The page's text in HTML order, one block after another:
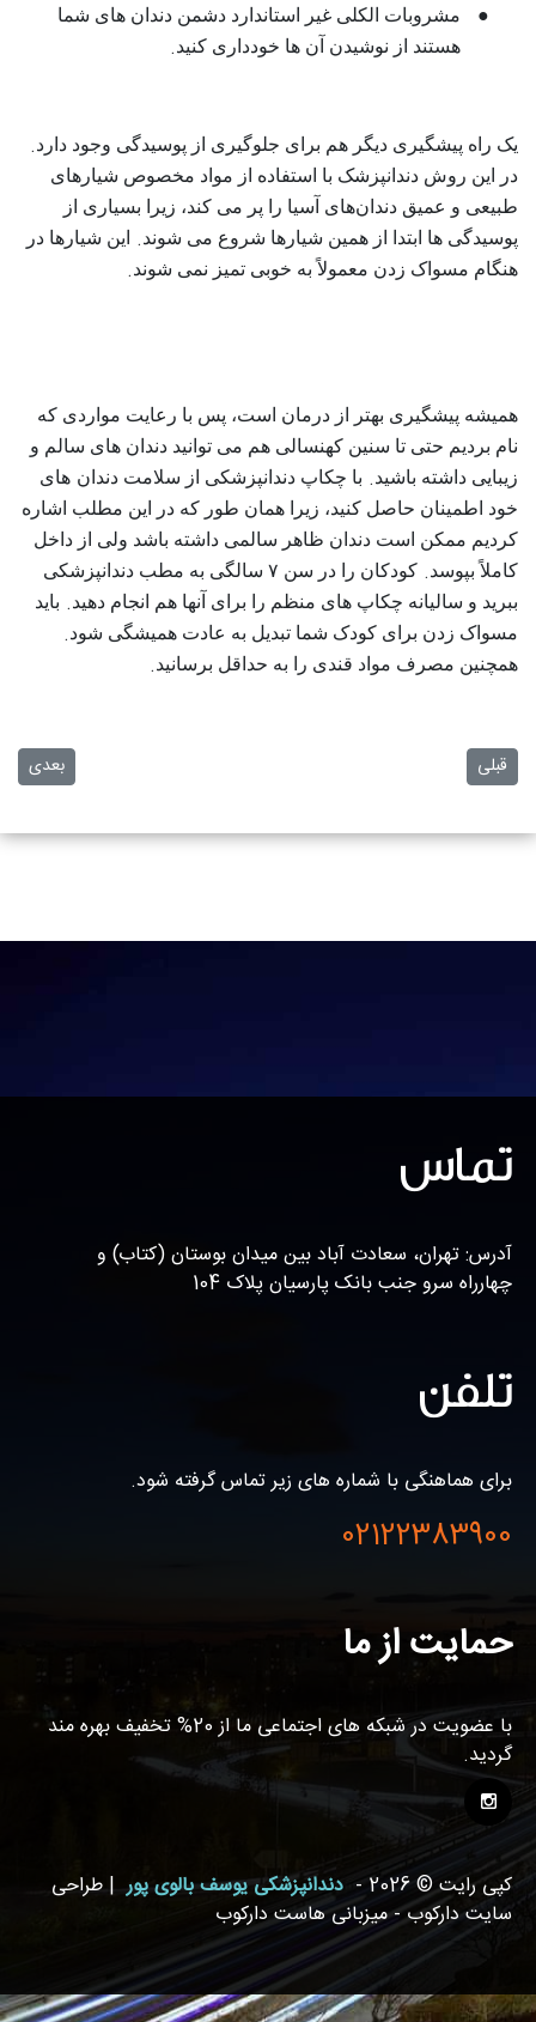
●
مشروبات الکلی غیر استاندارد دشمن دندان ‌های شما
هستند از نوشیدن آن ‌ها خودداری کنید.
یک راه پیشگیری دیگر هم برای جلوگیری از پوسیدگی وجود دارد.
در این روش دندانپزشک با استفاده از مواد مخصوص شیار‌های
طبیعی و عمیق دندان‌های آسیا را پر می‌ کند، زیرا بسیاری از
پوسیدگی‌ ها ابتدا از همین شیار‌ها شروع می‌ شوند.
این شیار‌ها در
هنگام مسواک زدن معمولاً به خوبی تمیز نمی‌ شوند.
همیشه پیشگیری بهتر از درمان است، پس با رعایت مواردی که
نام بردیم حتی تا سنین کهنسالی هم می‌ توانید دندان‌ های سالم و
زیبایی داشته باشید. با چکاپ دندانپزشکی از سلامت دندان های
خود اطمینان حاصل کنید، زیرا همان‌ طور که در این مطلب اشاره
کردیم ممکن است دندان ظاهر سالمی داشته باشد ولی از داخل
کاملاً بپوسد.
کودکان را در سن ۷ سالگی به مطب دندانپزشکی
ببرید و سالیانه چکاپ‌ های منظم را برای آنها هم انجام دهید. باید
مسواک زدن برای کودک شما تبدیل به عادت همیشگی شود.
همچنین مصرف مواد قندی را به حداقل برسانید.
مطلب قبلی: روکش دندان چیست و انواع روکش دندان
قبلی مطلب
بعدی
تماس
آدرس: تهران، سعادت آباد بین میدان بوستان (کتاب) و
چهارراه سرو جنب بانک پارسیان پلاک 104
تلفن
برای هماهنگی با شماره های زیر تماس گرفته شود.
02122383900
حمایت از ما
با عضویت در شبکه های اجتماعی ما از 20% تخفیف بهره مند
گردید.
کپی رایت © 2026 - دندانپزشکی یوسف بالوی پور | طراحی
سایت دارکوب - میزبانی هاست دارکوب